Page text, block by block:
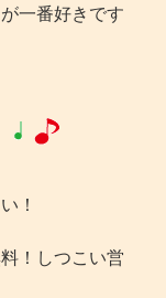
一番好きです
！
！しつこい営